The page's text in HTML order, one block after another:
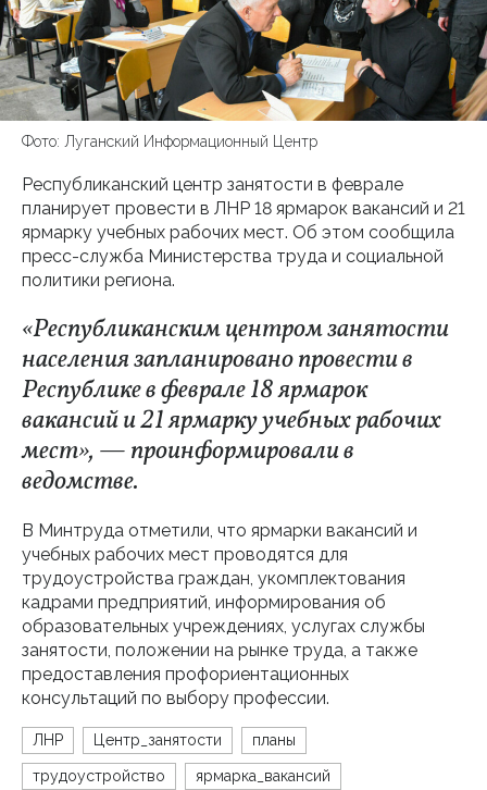
Фото: Луганский Информационный Центр
Республиканский центр занятости в феврале
планирует провести в ЛНР 18 ярмарок вакансий и 21
ярмарку учебных рабочих мест. Об этом сообщила
пресс-служба Министерства труда и социальной
политики региона.
«Республиканским центром занятости
населения запланировано провести в
Республике в феврале 18 ярмарок
вакансий и 21 ярмарку учебных рабочих
мест», — проинформировали в
ведомстве.
В Минтруда отметили, что ярмарки вакансий и
учебных рабочих мест проводятся для
трудоустройства граждан, укомплектования
кадрами предприятий, информирования об
образовательных учреждениях, услугах службы
занятости, положении на рынке труда, а также
предоставления профориентационных
консультаций по выбору профессии.
ЛНР Центр_занятости планы
трудоустройство ярмарка_вакансий